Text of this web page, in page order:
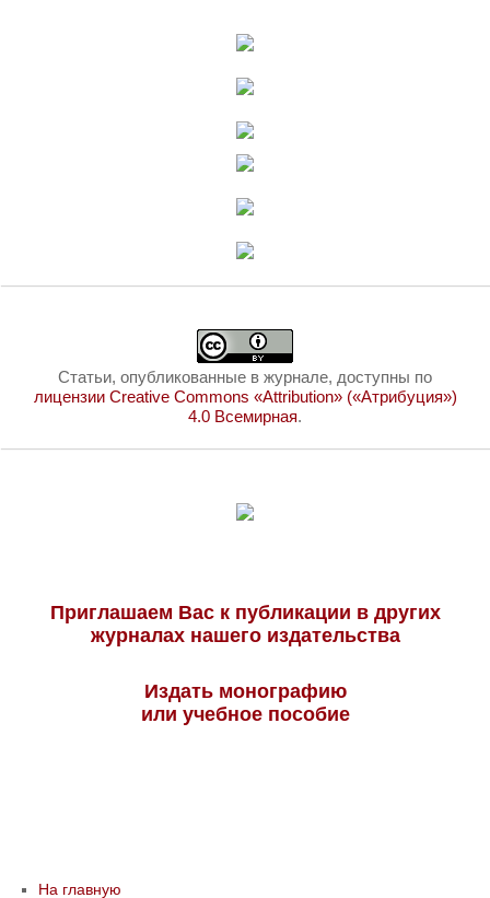
Статьи, опубликованные в журнале, доступны по
лицензии Creative Commons «Attribution» («Атрибуция»)
4.0 Всемирная.
Приглашаем Вас к публикации в других
журналах нашего издательства
Издать монографию
или учебное пособие
На главную